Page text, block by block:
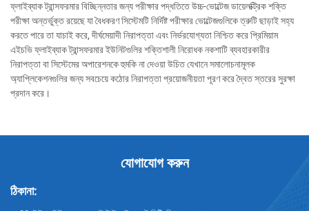
ফ্লাইব্যাক ট্রান্সফরমার বিচ্ছিন্নতার জন্য পরীক্ষার পদ্ধতিতে উচ্চ-ভোল্টেজ ডায়েলক্ট্রিক শক্তি
পরীক্ষা অন্তর্ভুক্ত রয়েছে যা বৈধকরণ সিস্টেমটি নির্দিষ্ট পরীক্ষার ভোল্টেজগুলিকে ত্রুটি ছাড়াই সহ্য
করতে পারে তা যাচাই করে, দীর্ঘমেয়াদী নিরাপত্তা এবং নির্ভরযোগ্যতা নিশ্চিত করে প্রিমিয়াম
এইচভি ফ্লাইব্যাক ট্রান্সফরমার ইউনিটগুলির শক্তিশালী নিরোধক নকশাটি ব্যবহারকারীর
নিরাপত্তা বা সিস্টেমের অপারেশনকে হুমকি না দেওয়া উচিত যেখানে সমালোচনামূলক
অ্যাপ্লিকেশনগুলির জন্য সবচেয়ে কঠোর নিরাপত্তা প্রয়োজনীয়তা পূরণ করে দ্বৈত স্তরের সুরক্ষা
প্রদান করে।
যোগাযোগ করুন
ঠিকানা: